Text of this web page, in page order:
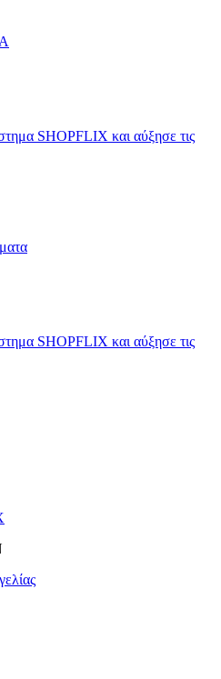
SHOPFLIX και αύξησε τις
SHOPFLIX και αύξησε τις